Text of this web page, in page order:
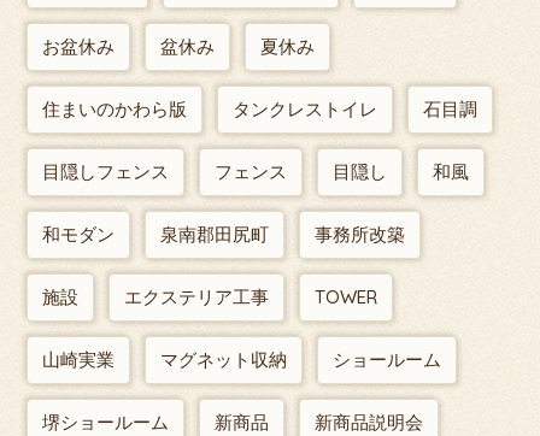
お盆休み 盆休み 夏休み
住まいのかわら版 タンクレストイレ 石目調
目隠しフェンス フェンス 目隠し 和風
和モダン 泉南郡田尻町 事務所改築
施設 エクステリア工事 TOWER
山崎実業 マグネット収納 ショールーム
堺ショールーム 新商品 新商品説明会